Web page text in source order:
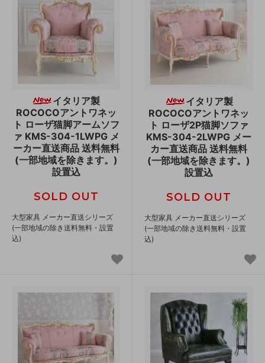
イタリア製
ROCOCOアントワネッ
ト ローザ猫脚アームソフ
ァ KMS-304-1LWPG メ
ーカー直送商品 送料無料
(一部地域を除きます。)
設置込
SOLD OUT
大型家具 メーカー直送シリーズ
(一部地域の除き送料無料・設置
込)
イタリア製
ROCOCOアントワネッ
ト ローザ2P猫脚ソファ
KMS-304-2LWPG メー
カー直送商品 送料無料
(一部地域を除きます。)
設置込
SOLD OUT
大型家具 メーカー直送シリーズ
(一部地域の除き送料無料・設置
込)